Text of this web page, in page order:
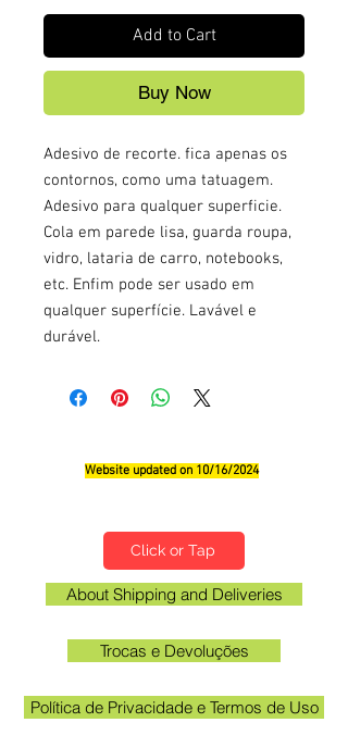
Add to Cart
Buy Now
Adesivo de recorte. fica apenas os
contornos, como uma tatuagem.
Adesivo para qualquer superficie.
Cola em parede lisa, guarda roupa,
vidro, lataria de carro, notebooks,
etc. Enfim pode ser usado em
qualquer superfície. Lavável e
durável.
Website updated on 10/16/2024
Click or Tap
About Shipping and Deliveries
Trocas e Devoluções
Política de Privacidade e Termos de Uso